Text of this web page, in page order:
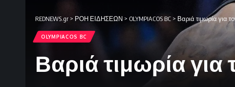
REDNEWS.gr > ΡΟΗ ΕΙΔΗΣΕΩΝ > OLYMPIACOS BC > Βαριά τιμωρία για
OLYMPIACOS BC
Βαριά τιμωρία για